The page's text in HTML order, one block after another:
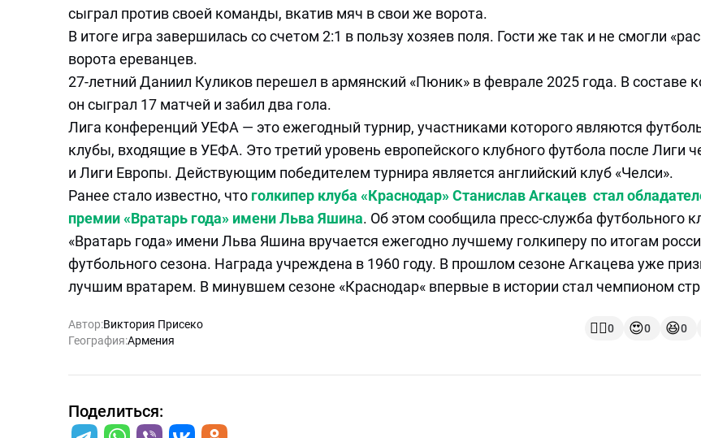
сыграл против своей команды, вкатив мяч в свои же ворота.
В итоге игра завершилась со счетом 2:1 в пользу хозяев поля. Гости же так и не смогли
ворота ереванцев.
27-летний Даниил Куликов перешел в армянский «Пюник» в феврале 2025 года. В составе
он сыграл 17 матчей и забил два гола.
Лига конференций УЕФА — это ежегодный турнир, участниками которого являются
клубы, входящие в УЕФА. Это третий уровень европейского клубного футбола после Лиги
и Лиги Европы. Действующим победителем турнира является английский клуб «Челси».
Ранее стало известно, что голкипер клуба «Краснодар» Станислав Агкацев стал
премии «Вратарь года» имени Льва Яшина. Об этом сообщила пресс-служба футбольного
«Вратарь года» имени Льва Яшина вручается ежегодно лучшему голкиперу по итогам
футбольного сезона. Награда учреждена в 1960 году. В прошлом сезоне Агкацева уже
лучшим вратарем. В минувшем сезоне «Краснодар« впервые в истории стал чемпионом
Автор:Виктория Присеко
География:Армения
👍🏻0 😍0 😆0
Поделиться: